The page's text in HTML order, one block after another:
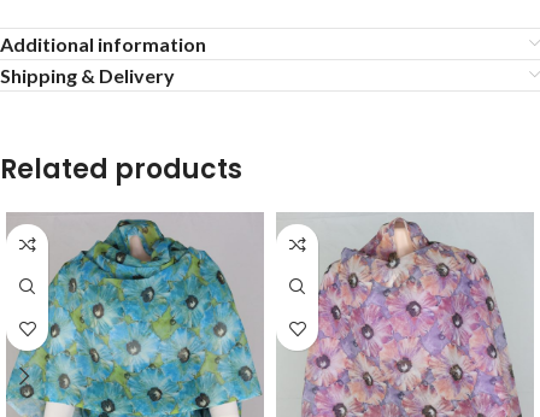
Additional information
Shipping & Delivery
Related products